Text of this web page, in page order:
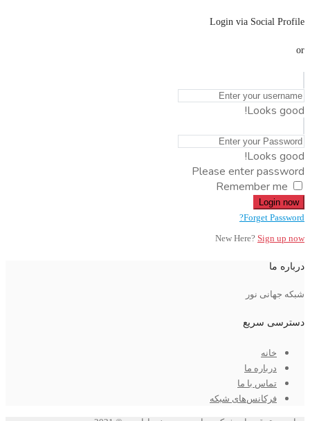
Login via Social Profile
or
Looks good!
Looks good!
Please enter password
Remember me
Login now
Forget Password?
New Here? Sign up now
درباره ما
شبکه جهانی نور
دسترسی سریع
خانه
درباره ما
تماس با ما
فرکانس‌های شبکه